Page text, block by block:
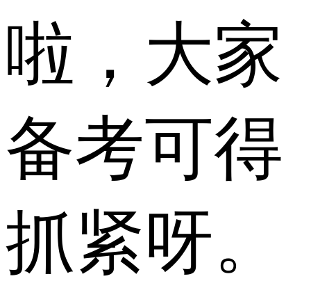
啦，大家
备考可得
抓紧呀。